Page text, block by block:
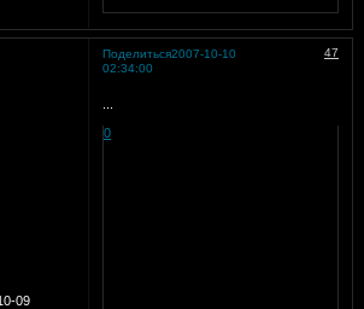
Поделиться 47
2007-10-10
02:34:00
09
0